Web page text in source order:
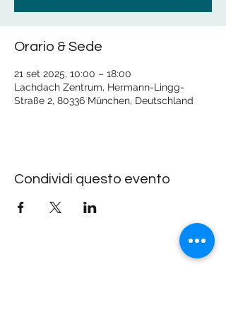
Orario & Sede
21 set 2025, 10:00 – 18:00
Lachdach Zentrum, Hermann-Lingg-
Straße 2, 80336 München, Deutschland
Condividi questo evento